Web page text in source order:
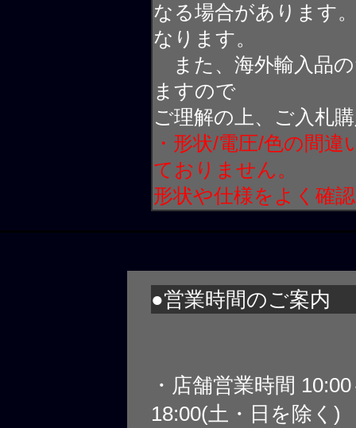
なる場合があります
なります。
また、海外輸入品
ますので
ご理解の上、ご入札
・形状/電圧/色の間
ておりません。
形状や仕様をよく確
●営業時間のご案内
・店舗営業時間
18:00(土・日を除く)